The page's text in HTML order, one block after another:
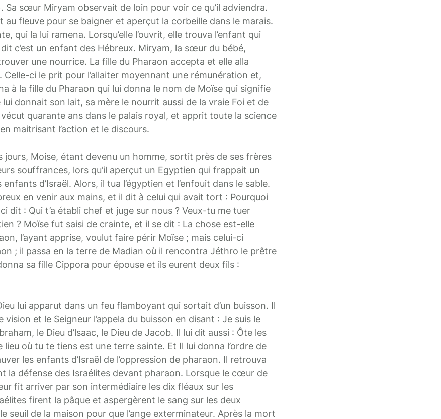
Sa sœur Miryam observait de loin pour voir ce qu’il adviendra.
au fleuve pour se baigner et aperçut la corbeille dans le marais.
qui la lui ramena. Lorsqu’elle l’ouvrit, elle trouva l’enfant qui
c’est un enfant des Hébreux. Miryam, la sœur du bébé,
une nourrice. La fille du Pharaon accepta et elle alla
Celle-ci le prit pour l’allaiter moyennant une rémunération et,
à la fille du Pharaon qui lui donna le nom de Moïse qui signifie
lui donnait son lait, sa mère le nourrit aussi de la vraie Foi et de
vécut quarante ans dans le palais royal, et apprit toute la science
maitrisant l’action et le discours.
jours, Moise, étant devenu un homme, sortit près de ses frères
souffrances, lors qu’il aperçut un Egyptien qui frappait un
enfants d’Israël. Alors, il tua l’égyptien et l’enfouit dans le sable.
en venir aux mains, et il dit à celui qui avait tort : Pourquoi
dit : Qui t’a établi chef et juge sur nous ? Veux-tu me tuer
? Moïse fut saisi de crainte, et il se dit : La chose est-elle
l’ayant apprise, voulut faire périr Moïse ; mais celui-ci
; il passa en la terre de Madian où il rencontra Jéthro le prêtre
sa fille Cippora pour épouse et ils eurent deux fils :
lui apparut dans un feu flamboyant qui sortait d’un buisson. Il
et le Seigneur l’appela du buisson en disant : Je suis le
le Dieu d’lsaac, le Dieu de Jacob. Il lui dit aussi : Ôte les
lieu où tu te tiens est une terre sainte. Et Il lui donna l’ordre de
les enfants d’Israël de l’oppression de pharaon. Il retrouva
la défense des Israélites devant pharaon. Lorsque le cœur de
fit arriver par son intermédiaire les dix fléaux sur les
firent la pâque et aspergèrent le sang sur les deux
seuil de la maison pour que l’ange exterminateur. Après la mort